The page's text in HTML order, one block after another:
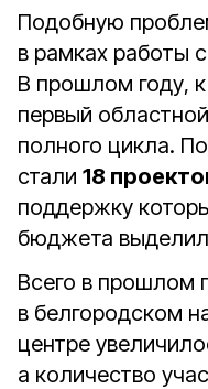
Подобную
в рамках работы
В прошлом году,
первый
полного цикла.
стали 18
поддержку
бюджета
Всего в прошлом
в белгородском
центре
а количество